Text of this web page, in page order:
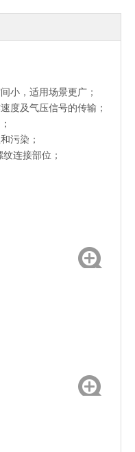
小，适用场景更广；
度及气压信号的传输；
污染；
连接部位；